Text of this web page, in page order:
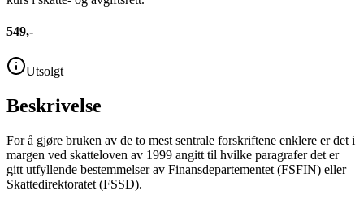
549,-
Utsolgt
Beskrivelse
For å gjøre bruken av de to mest sentrale forskriftene enklere er det i
margen ved skatteloven av 1999 angitt til hvilke paragrafer det er
gitt utfyllende bestemmelser av Finansdepartementet (FSFIN) eller
Skattedirektoratet (FSSD).